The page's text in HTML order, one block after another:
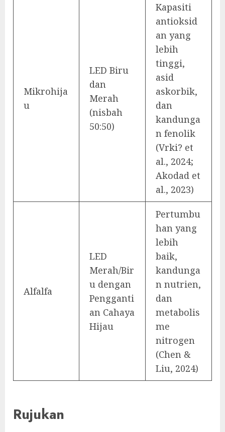
Mikrohija
u
LED Biru
dan
Merah
(nisbah
50:50)
Kapasiti
antioksid
an yang
lebih
tinggi,
asid
askorbik,
dan
kandunga
n fenolik
(Vrki? et
al., 2024;
Akodad et
al., 2023)
Alfalfa
LED
Merah/Bir
u dengan
Pengganti
an Cahaya
Hijau
Pertumbu
han yang
lebih
baik,
kandunga
n nutrien,
dan
metabolis
me
nitrogen
(Chen &
Liu, 2024)
Rujukan